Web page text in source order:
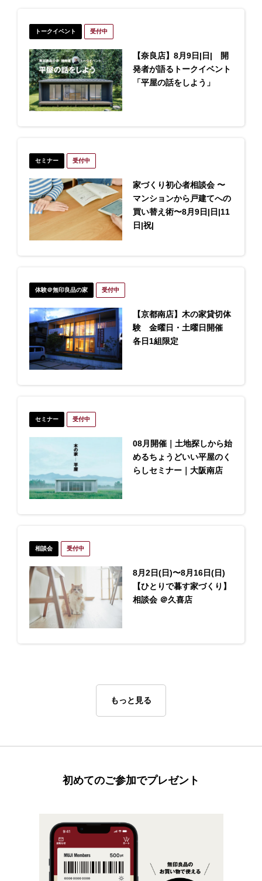
トークイベント 受付中
【奈良店】8月9日|日| 開
発者が語るトークイベント
「平屋の話をしよう」
セミナー 受付中
家づくり初心者相談会 〜
マンションから戸建てへの
買い替え術〜8月9日|日|11
日|祝|
体験＠無印良品の家 受付中
【京都南店】木の家貸切体
験 金曜日・土曜日開催
各日1組限定
セミナー 受付中
08月開催｜土地探しから始
めるちょうどいい平屋のく
らしセミナー｜大阪南店
相談会 受付中
8月2日(日)〜8月16日(日)
【ひとりで暮す家づくり】
相談会 ＠久喜店
もっと見る
初めてのご参加でプレゼント